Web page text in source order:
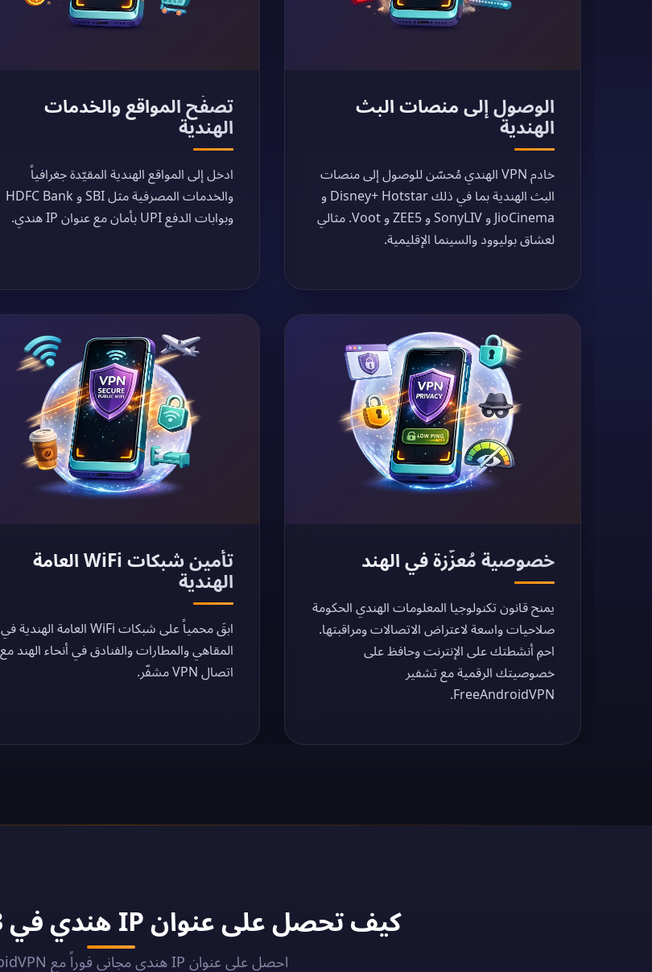
الوصول إلى منصات البث
الهندية
خادم VPN الهندي مُحسّن للوصول إلى منصات
البث الهندية بما في ذلك Disney+ Hotstar و
JioCinema و SonyLIV و ZEE5 و Voot. مثالي
لعشاق بوليوود والسينما الإقليمية.
تصفّح المواقع والخدمات
الهندية
ادخل إلى المواقع الهندية المقيّدة جغرافياً
والخدمات المصرفية مثل SBI و HDFC Bank
وبوابات الدفع UPI بأمان مع عنوان IP هندي.
خصوصية مُعزّزة في الهند
يمنح قانون تكنولوجيا المعلومات الهندي الحكومة
صلاحيات واسعة لاعتراض الاتصالات ومراقبتها.
احمِ أنشطتك على الإنترنت وحافظ على
خصوصيتك الرقمية مع تشفير
FreeAndroidVPN.
تأمين شبكات WiFi العامة
الهندية
ابقَ محمياً على شبكات WiFi العامة الهندية في
المقاهي والمطارات والفنادق في أنحاء الهند مع
اتصال VPN مشفّر.
كيف تحصل على عنوان IP هندي في 3 خطوات - 2026
احصل على عنوان IP هندي مجاني فوراً مع FreeAndroidVPN